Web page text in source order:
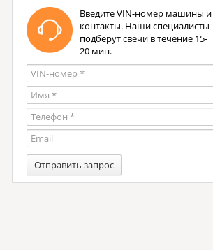
Введите VIN-номер машины и
контакты. Наши специалисты
подберут свечи в течение 15-
20 мин.
Отправить запрос